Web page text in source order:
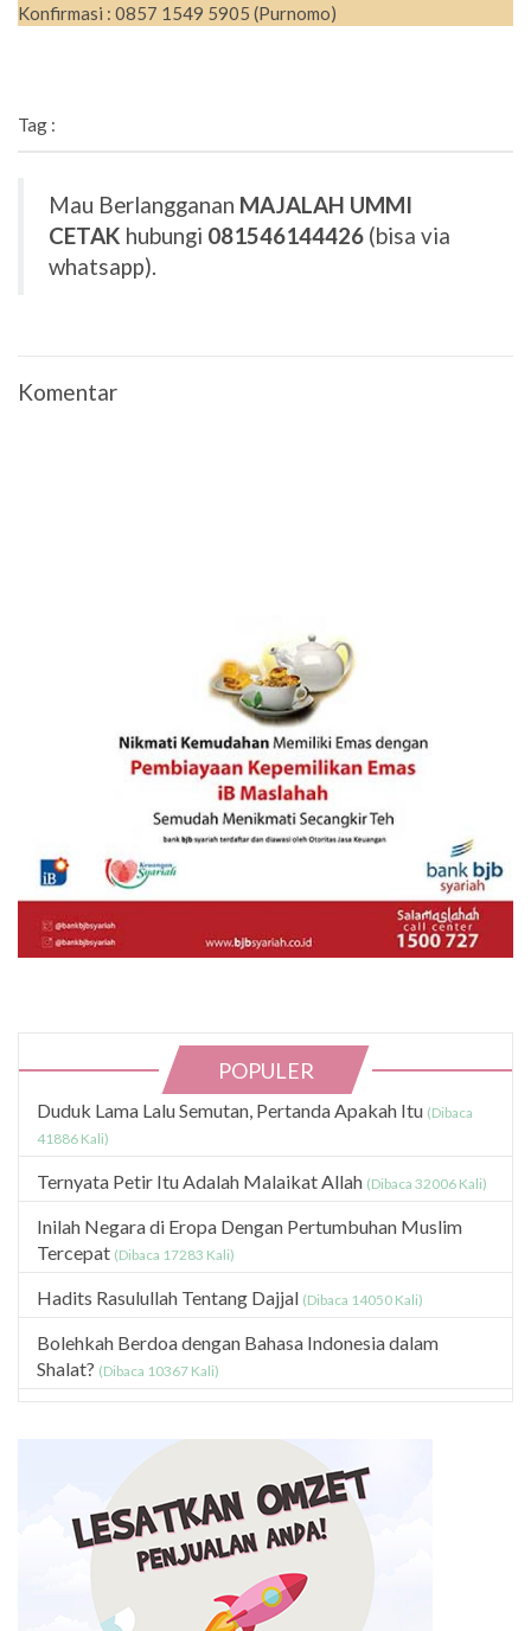
Konfirmasi : 0857 1549 5905 (Purnomo)
Tag :
Mau Berlangganan MAJALAH UMMI
CETAK hubungi 081546144426 (bisa via
whatsapp).
Komentar
POPULER
Duduk Lama Lalu Semutan, Pertanda Apakah Itu (Dibaca
41886 Kali)
Ternyata Petir Itu Adalah Malaikat Allah (Dibaca 32006 Kali)
Inilah Negara di Eropa Dengan Pertumbuhan Muslim
Tercepat (Dibaca 17283 Kali)
Hadits Rasulullah Tentang Dajjal (Dibaca 14050 Kali)
Bolehkah Berdoa dengan Bahasa Indonesia dalam
Shalat? (Dibaca 10367 Kali)